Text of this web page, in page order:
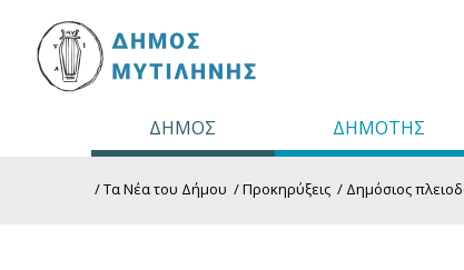
ΔΗΜΟΣ ΔΗΜΟΤΗΣ
/Τα Νέα του Δήμου /Προκηρύξεις / Δημόσιος